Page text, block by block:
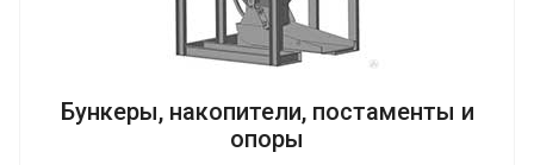
Бункеры, накопители, постаменты и
опоры